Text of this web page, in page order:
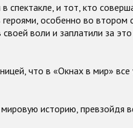
спектакле, и тот, кто
особенно во втором
воли и заплатили за
что в «Окнах в мир»
историю, превзойдя